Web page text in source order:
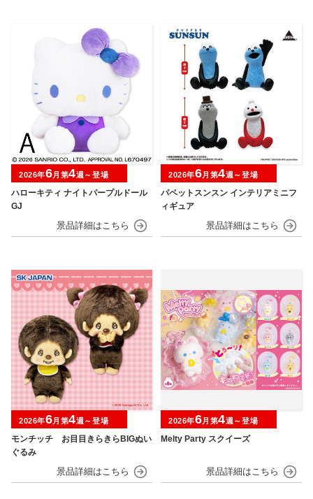
ハローキティ ナイトパープルドール
GJ
2026年6月第4週～登場
パペットスンスン インテリアミニフ
ィギュア
2026年6月第4週～登場
モンチッチ お目目きらきらBIGぬい
ぐるみ
2026年6月第4週～登場
Melty Party スクイーズ
2026年6月第4週～登場